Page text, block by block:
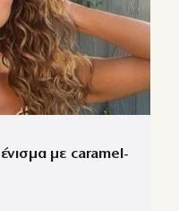
με caramel-